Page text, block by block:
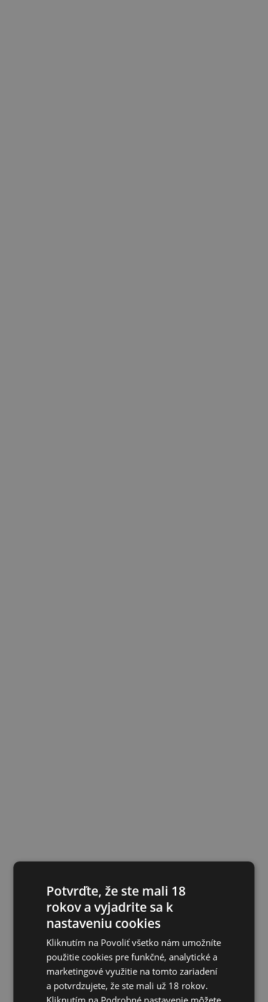
Potvrďte, že ste mali 18
rokov a vyjadrite sa k
nastaveniu cookies
Kliknutím na Povoliť všetko nám umožníte
použitie cookies pre funkčné, analytické a
marketingové využitie na tomto zariadení
a potvrdzujete, že ste mali už 18 rokov.